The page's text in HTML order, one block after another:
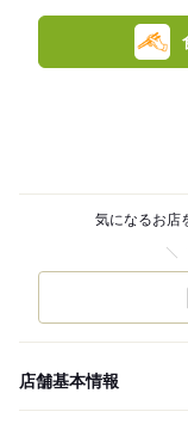
気になるお店
店舗基本情報